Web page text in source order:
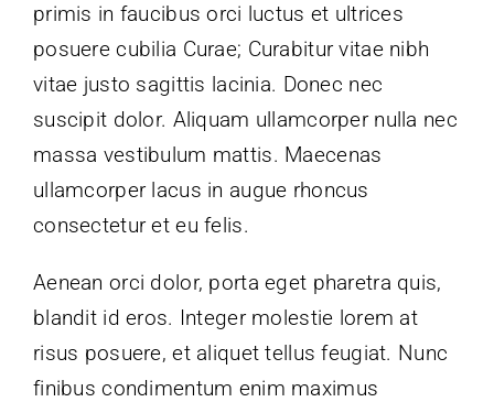
primis in faucibus orci luctus et ultrices
posuere cubilia Curae; Curabitur vitae nibh
vitae justo sagittis lacinia. Donec nec
suscipit dolor. Aliquam ullamcorper nulla nec
massa vestibulum mattis. Maecenas
ullamcorper lacus in augue rhoncus
consectetur et eu felis.
Aenean orci dolor, porta eget pharetra quis,
blandit id eros. Integer molestie lorem at
risus posuere, et aliquet tellus feugiat. Nunc
finibus condimentum enim maximus